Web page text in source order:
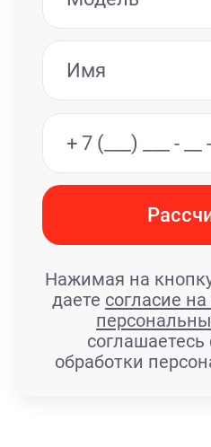
Нажимая на
даете согласие
обработки